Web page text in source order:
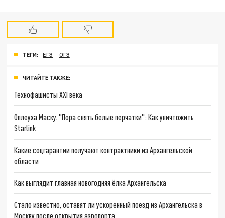
ТЕГИ: ЕГЭ ОГЭ
ЧИТАЙТЕ ТАКЖЕ:
Технофашисты XXI века
Оплеуха Маску. "Пора снять белые перчатки": Как уничтожить
Starlink
Какие соцгарантии получают контрактники из Архангельской
области
Как выглядит главная новогодняя ёлка Архангельска
Стало известно, оставят ли ускоренный поезд из Архангельска в
Москву после открытия аэропорта